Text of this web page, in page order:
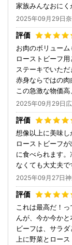
家族みんなおにく
2025年09月29日
お肉のボリューム
ローストビーフ
ステーキでいただ
赤身ならではの肉
この急激な物価高
2025年09月29日
想像以上に美味
ローストビーフ
に食べられます
なくても大丈夫で
2025年09月27日
これは最高だ！
んが、今か今か
ビーフは、サラ
上に野菜とロー